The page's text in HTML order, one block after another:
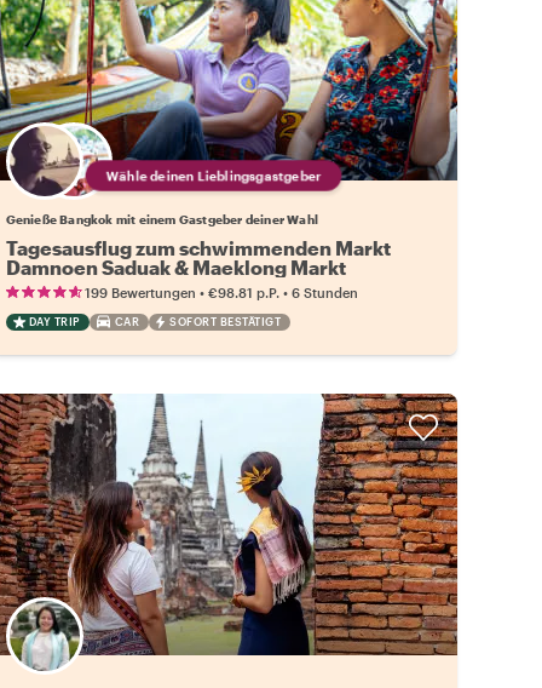
Wähle deinen Lieblingsgastgeber
Genieße Bangkok mit einem Gastgeber deiner Wahl
Tagesausflug zum schwimmenden Markt
Damnoen Saduak & Maeklong Markt
199 Bewertungen • €98.81 p.P. • 6 Stunden
DAY TRIP CAR SOFORT BESTÄTIGT